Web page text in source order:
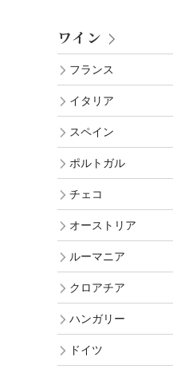
ワイン
フランス
イタリア
スペイン
ポルトガル
チェコ
オーストリア
ルーマニア
クロアチア
ハンガリー
ドイツ